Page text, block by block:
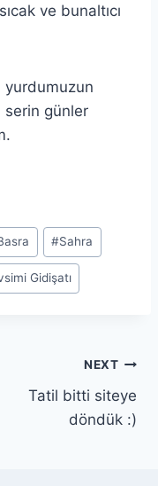
ve bunaltıcı
yurdumuzun
serin günler
#Sahra
Gidişatı
NEXT
Tatil bitti siteye
döndük :)